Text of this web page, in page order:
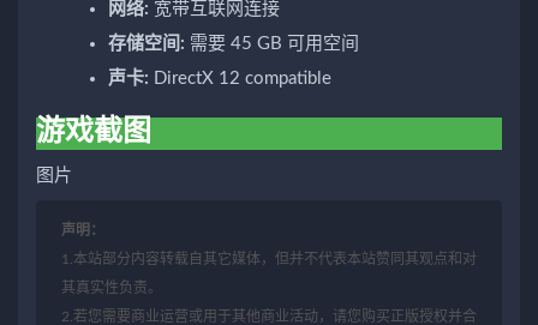
网络: 宽带互联网连接
存储空间: 需要 45 GB 可用空间
声卡: DirectX 12 compatible
游戏截图
图片
声明：
1.本站部分内容转载自其它媒体，但并不代表本站赞同其观点和对
其真实性负责。
2.若您需要商业运营或用于其他商业活动，请您购买正版授权并合